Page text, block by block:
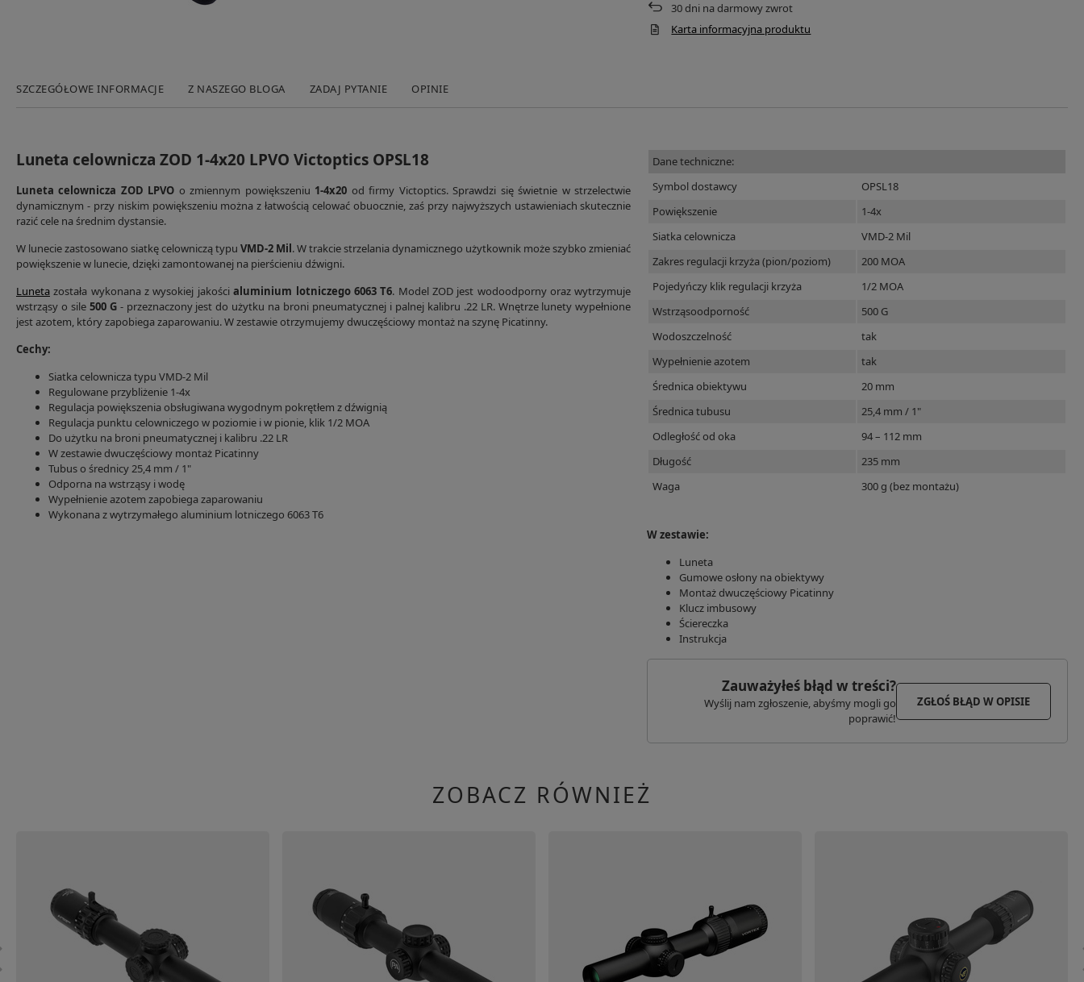
30dni na darmowy zwrot
Karta informacyjna produktu
SZCZEGÓŁOWE INFORMACJE Z NASZEGO BLOGA ZADAJ PYTANIE OPINIE
Luneta celownicza ZOD 1-4x20 LPVO Victoptics OPSL18
Luneta celownicza ZOD LPVO o zmiennym powiększeniu 1-4x20 od firmy Victoptics. Sprawdzi się świetnie w strzelectwie
dynamicznym - przy niskim powiększeniu można z łatwością celować obuocznie, zaś przy najwyższych ustawieniach skutecznie
razić cele na średnim dystansie.
W lunecie zastosowano siatkę celowniczą typuVMD-2 Mil. W trakcie strzelania dynamicznego użytkownik może szybko zmieniać
powiększenie w lunecie, dzięki zamontowanej na pierścieniu dźwigni.
Luneta została wykonana z wysokiej jakościaluminium lotniczego 6063 T6. Model ZOD jest wodoodporny oraz wytrzymuje
wstrząsy o sile 500 G- przeznaczony jest do użytku na broni pneumatycznej i palnej kalibru .22 LR. Wnętrze lunety wypełnione
jest azotem, który zapobiega zaparowaniu. W zestawie otrzymujemy dwuczęściowy montaż na szynę Picatinny.
Cechy:
Siatka celownicza typu VMD-2 Mil
Regulowane przybliżenie 1-4x
Regulacja powiększenia obsługiwana wygodnym pokrętłem z dźwignią
Regulacja punktu celowniczego w poziomie i w pionie, klik 1/2 MOA
Do użytku na broni pneumatycznej i kalibru .22 LR
W zestawie dwuczęściowy montaż Picatinny
Tubus o średnicy 25,4 mm / 1"
Odporna na wstrząsy i wodę
Wypełnienie azotem zapobiega zaparowaniu
Wykonana z wytrzymałego aluminium lotniczego 6063 T6
Dane techniczne:
Symbol dostawcy
OPSL18
Powiększenie
1-4x
Siatka celownicza
VMD-2 Mil
Zakres regulacji krzyża (pion/poziom)
200 MOA
Pojedyńczy klik regulacji krzyża
1/2 MOA
Wstrząsoodporność
500 G
Wodoszczelność
tak
Wypełnienie azotem
tak
Średnica obiektywu
20 mm
Średnica tubusu
25,4 mm / 1"
Odległość od oka
94 – 112 mm
Długość
235 mm
Waga
300 g (bez montażu)
W zestawie:
Luneta
Gumowe osłony na obiektywy
Montaż dwuczęściowy Picatinny
Klucz imbusowy
Ściereczka
Instrukcja
Zauważyłeś błąd w treści?
Wyślij nam zgłoszenie, abyśmy mogli go
poprawić!
ZGŁOŚ BŁĄD W OPISIE
ZOBACZ RÓWNIEŻ